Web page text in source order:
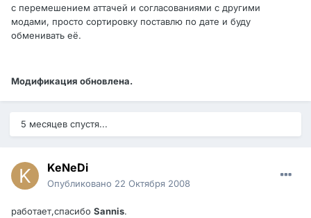
с перемешением аттачей и согласованиями с другими
модами, просто сортировку поставлю по дате и буду
обменивать её.
Модификация обновлена.
5 месяцев спустя...
KeNeDi
Опубликовано 22 Октября 2008
работает,спасибо Sannis.